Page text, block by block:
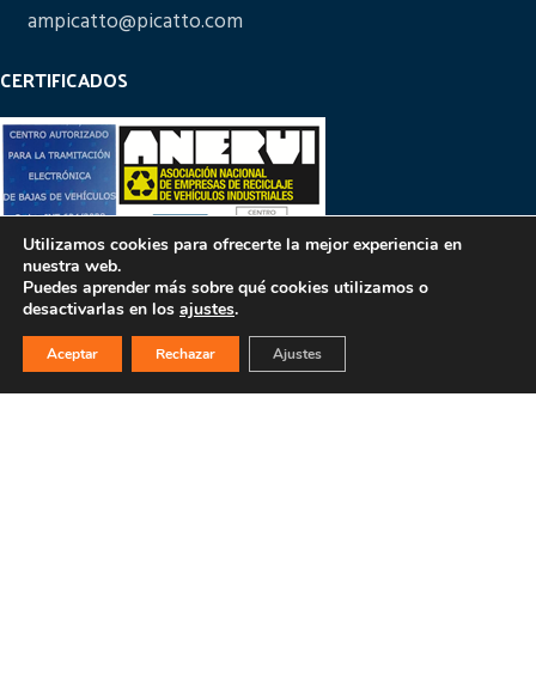
ampicatto@picatto.com
CERTIFICADOS
PULSA PARA MÁS INFORMACIÓN
Utilizamos cookies para ofrecerte la mejor experiencia en
nuestra web.
Puedes aprender más sobre qué cookies utilizamos o
desactivarlas en los ajustes.
Aceptar Rechazar Ajustes